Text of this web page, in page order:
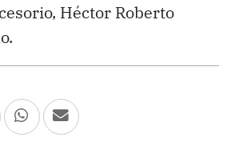
Héctor Roberto